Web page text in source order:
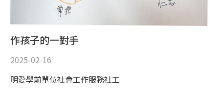
作孩子的一對手
2025-02-16
明愛學前單位社會工作服務社工